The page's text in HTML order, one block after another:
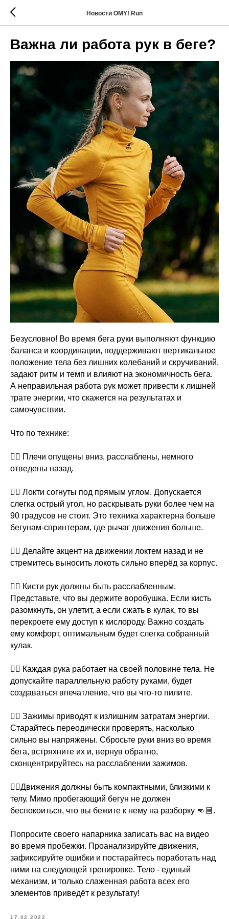
Новости OMY! Run
Важна ли работа рук в беге?
Безусловно! Во время бега руки выполняют функцию
баланса и координации, поддерживают вертикальное
положение тела без лишних колебаний и скручиваний,
задают ритм и темп и влияют на экономичность бега.
А неправильная работа рук может привести к лишней
трате энергии, что скажется на результатах и
самочувствии.
Что по технике:
👉🏻 Плечи опущены вниз, расслаблены, немного
отведены назад.
👉🏻 Локти согнуты под прямым углом. Допускается
слегка острый угол, но раскрывать руки более чем на
90 градусов не стоит. Это техника характерна больше
бегунам-спринтерам, где рычаг движения больше.
👉🏻 Делайте акцент на движении локтем назад и не
стремитесь выносить локоть сильно вперёд за корпус.
👉🏻 Кисти рук должны быть расслабленным.
Представьте, что вы держите воробушка. Если кисть
разомкнуть, он улетит, а если сжать в кулак, то вы
перекроете ему доступ к кислороду. Важно создать
ему комфорт, оптимальным будет слегка собранный
кулак.
👉🏻 Каждая рука работает на своей половине тела. Не
допускайте параллельную работу руками, будет
создаваться впечатление, что вы что-то пилите.
👉🏻 Зажимы приводят к излишним затратам энергии.
Старайтесь переодически проверять, насколько
сильно вы напряжены. Сбросьте руки вниз во время
бега, встряхните их и, вернув обратно,
сконцентрируйтесь на расслаблении зажимов.
👉🏻Движения должны быть компактными, близкими к
телу. Мимо пробегающий бегун не должен
беспокоиться, что вы бежите к нему на разборку 👊🏼.
Попросите своего напарника записать вас на видео
во время пробежки. Проанализируйте движения,
зафиксируйте ошибки и постарайтесь поработать над
ними на следующей тренировке. Тело - единый
механизм, и только слаженная работа всех его
элементов приведёт к результату!
17.02.2022